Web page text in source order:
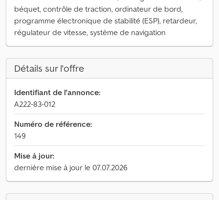
béquet, contrôle de traction, ordinateur de bord,
programme électronique de stabilité (ESP), retardeur,
régulateur de vitesse, système de navigation
Détails sur l'offre
Identifiant de l'annonce:
A222-83-012
Numéro de référence:
149
Mise à jour:
dernière mise à jour le 07.07.2026